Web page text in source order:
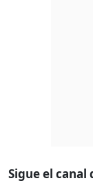
Sigue el canal